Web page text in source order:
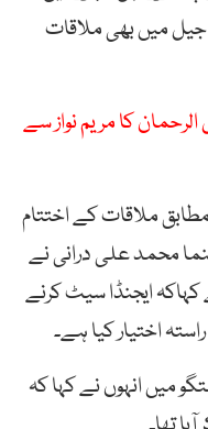
میں بھی ملاقات
کا مریم نواز سے
ملاقات کے اختتام
محمد علی درانی نے
ایجنڈا سیٹ کرنے
اختیار کیا ہے۔
میں انہوں نے کہا کہ